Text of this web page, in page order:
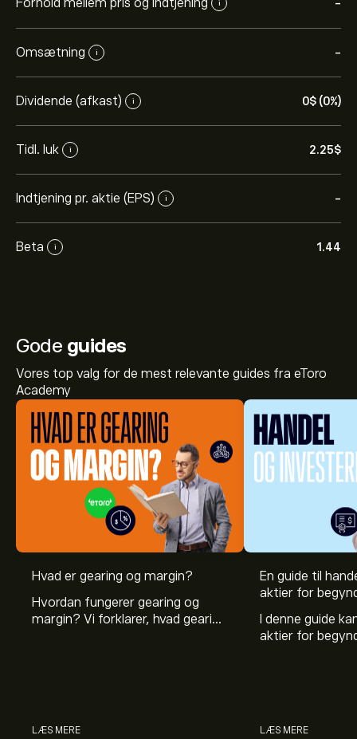
i -
Omsætning i -
Dividende (afkast) i 0‎$‎ (0%)
Tidl. luk i 2.25‎$‎
Indtjening pr. aktie (EPS) i -
Beta i 1.44
Gode guides
Vores top valg for de mest relevante guides fra eToro
Academy
Hvad er gearing og margin?
Hvordan fungerer gearing og
margin? Vi forklarer, hvad gearing
LÆS MERE
En guide til
aktier for
I denne guide
aktier for
LÆS MERE
Den aktuelle RUBI-aktiekurs er 2.25‎$‎.
Det gennemsnitlige kursmål for Rubico Inc er 2.25‎$‎.
på eToro for at se analytikernes
rapporter og forventet vækst. Se den nyeste prognose